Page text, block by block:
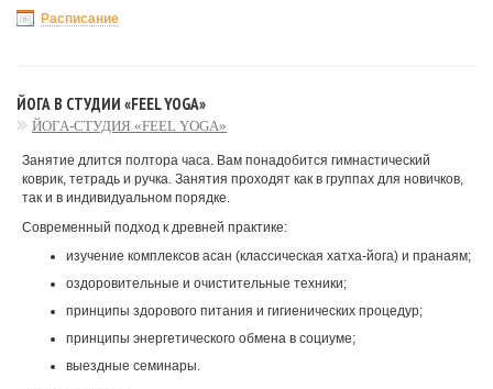
Расписание
ЙОГА В СТУДИИ «FEEL YOGA»
ЙОГА-СТУДИЯ «FEEL YOGA»
Занятие длится полтора часа. Вам понадобится гимнастический
коврик, тетрадь и ручка. Занятия проходят как в группах для новичков,
так и в индивидуальном порядке.
Современный подход к древней практике:
изучение комплексов асан (классическая хатха-йога) и пранаям;
оздоровительные и очистительные техники;
принципы здорового питания и гигиенических процедур;
принципы энергетического обмена в социуме;
выездные семинары.